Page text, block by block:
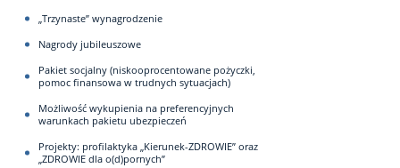
„Trzynaste” wynagrodzenie
Nagrody jubileuszowe
Pakiet socjalny (niskooprocentowane pożyczki,
pomoc finansowa w trudnych sytuacjach)
Możliwość wykupienia na preferencyjnych
warunkach pakietu ubezpieczeń
Projekty: profilaktyka „Kierunek-ZDROWIE” oraz
„ZDROWIE dla o(d)pornych”